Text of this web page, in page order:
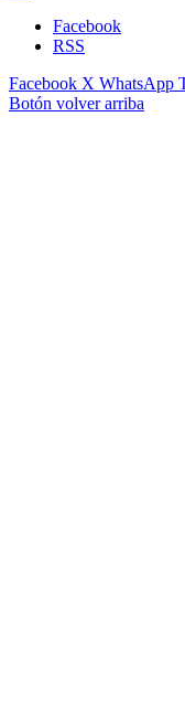
Facebook
RSS
Facebook X WhatsApp
Botón volver arriba